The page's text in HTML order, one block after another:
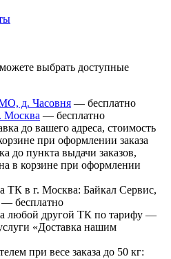
выбрать доступные
д. Часовня — бесплатно
Москва — бесплатно
до вашего адреса, стоимость
при оформлении заказа
пункта выдачи заказов,
в корзине при оформлении
ТК в г. Москва: Байкал Сервис,
бесплатно
любой другой ТК по тарифу —
«Доставка нашим
при весе заказа до 50 кг: